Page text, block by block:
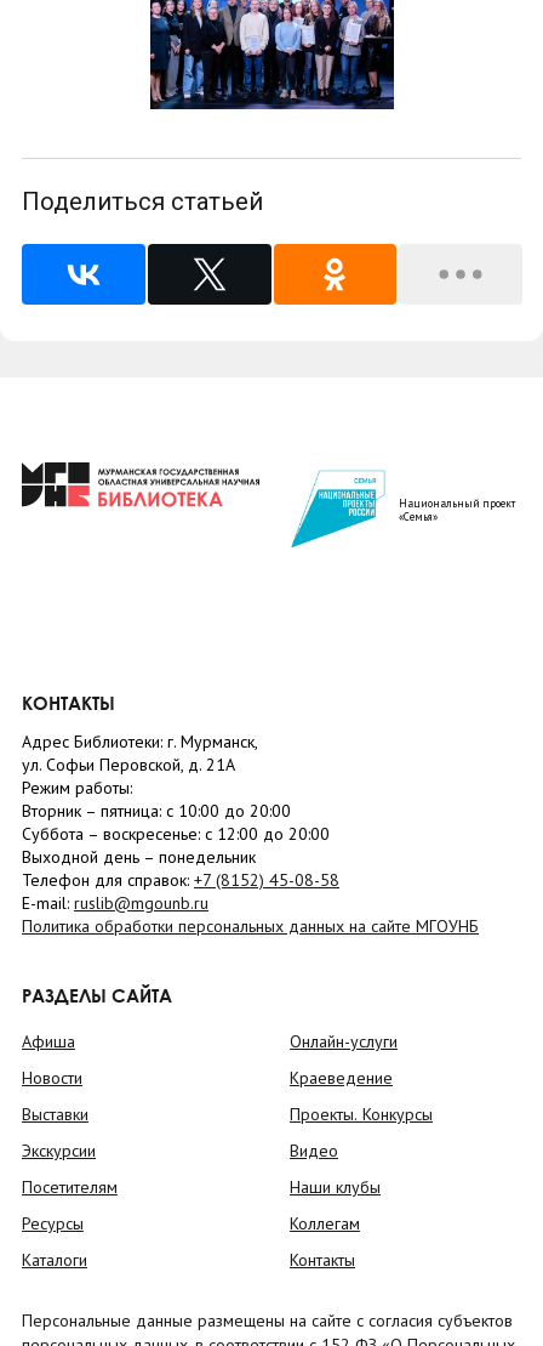
Поделиться статьей
Национальный проект
«Семья»
КОНТАКТЫ
Адрес Библиотеки: г. Мурманск,
ул. Софьи Перовской, д. 21А
Режим работы:
Вторник – пятница: с 10:00 до 20:00
Суббота – воскресенье: c 12:00 до 20:00
Выходной день – понедельник
Телефон для справок: +7 (8152) 45-08-58
E-mail: ruslib@mgounb.ru
Политика обработки персональных данных на сайте МГОУНБ
РАЗДЕЛЫ САЙТА
Афиша
Новости
Выставки
Экскурсии
Посетителям
Ресурсы
Каталоги
Онлайн-услуги
Краеведение
Проекты. Конкурсы
Видео
Наши клубы
Коллегам
Контакты
Персональные данные размещены на сайте с согласия субъектов